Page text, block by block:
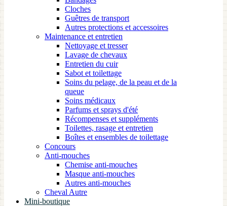
Cloches
Guêtres de transport
Autres protections et accessoires
Maintenance et entretien
Nettoyage et tresser
Lavage de chevaux
Entretien du cuir
Sabot et toilettage
Soins du pelage, de la peau et de la
queue
Soins médicaux
Parfums et sprays d'été
Récompenses et suppléments
Toilettes, rasage et entretien
Boîtes et ensembles de toilettage
Concours
Anti-mouches
Chemise anti-mouches
Masque anti-mouches
Autres anti-mouches
Cheval Autre
Mini-boutique